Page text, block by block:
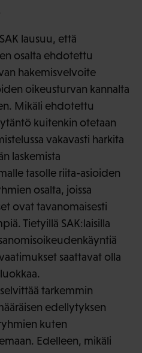
lausuu, että
osalta ehdotettu
hakemisvelvoite
oikeusturvan kannalta
Mikäli ehdotettu
kuitenkin otetaan
vakavasti harkita
laskemista
tasolle riita-asioiden
osalta, joissa
ovat tavanomaisesti
Tietyillä SAK:laisilla
saattavat olla
tarkemmin
edellytyksen
kuten
Edelleen, mikäli